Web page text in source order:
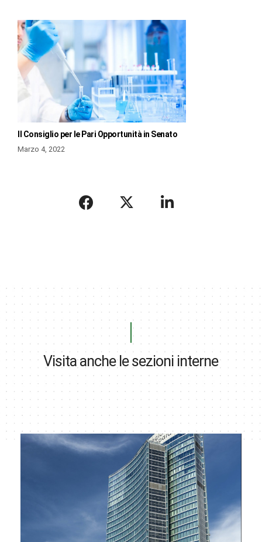
Il Consiglio per le Pari Opportunità in Senato
Marzo 4, 2022
Visita anche le sezioni interne